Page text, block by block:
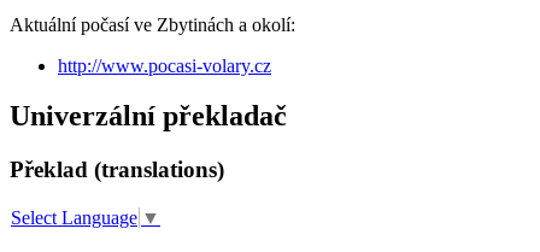
Aktuální počasí ve Zbytinách a okolí:
http://www.pocasi-volary.cz
Univerzální překladač
Překlad (translations)
Select Language ▼